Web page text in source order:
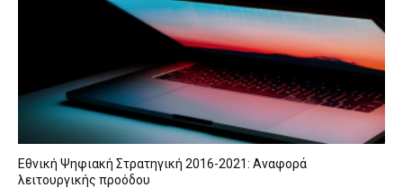
Εθνική Ψηφιακή Στρατηγική 2016-2021: Αναφορά
λειτουργικής προόδου